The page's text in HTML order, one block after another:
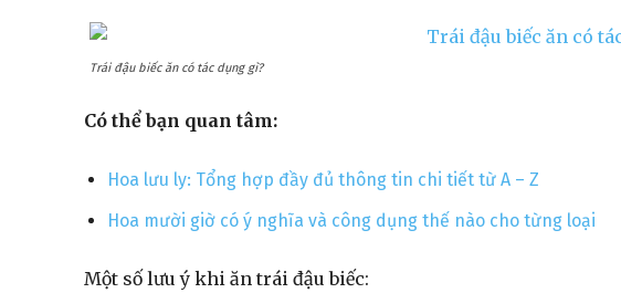
Trái đậu biếc ăn có tác dụng gì?
Có thể bạn quan tâm:
Hoa lưu ly: Tổng hợp đầy đủ thông tin chi tiết từ A – Z
Hoa mười giờ có ý nghĩa và công dụng thế nào cho từng loại
Một số lưu ý khi ăn trái đậu biếc: